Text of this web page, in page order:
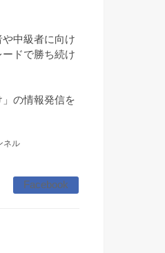
や中級者に向け
ドで勝ち続け
」の情報発信を
Facebook